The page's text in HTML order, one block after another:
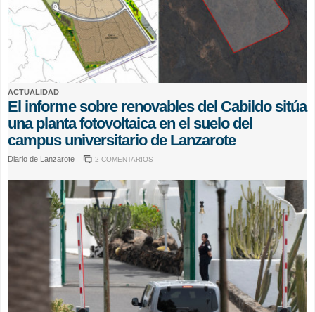
ACTUALIDAD
El informe sobre renovables del Cabildo sitúa
una planta fotovoltaica en el suelo del
campus universitario de Lanzarote
Diario de Lanzarote 2 COMENTARIOS